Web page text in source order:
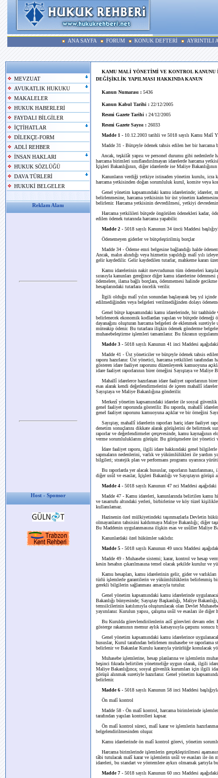
ANA SAYFA FORUM KONUK DEFTERİ AYRINTILI
MEVZUAT
AVUKATLIK HUKUKU
MAKALELER
HUKUK HABERLERİ
FAYDALI BİLGİLER
İÇTİHATLAR
DİLEKÇE-FORM
ADLİ REHBER
İNSAN HAKLARI
HUKUK SÖZLÜĞÜ
DAVA TÜRLERİ
HUKUKİ BELGELER
Reklam Alanı
Host - Sponsor
KAMU MALİ YÖNETİMİ VE KONTROL
DEĞİŞİKLİK YAPILMASI HAKKINDA KANUN
Kanun Numarası : 5436
Kanun Kabul Tarihi : 22/12/2005
Resmi Gazete Tarihi : 24/12/2005
Resmi Gazete Sayısı : 26033
Madde 1 - 10.12.2003 tarihli ve 5018 sayılı Kamu Malî
Madde 31 - Bütçeyle ödenek tahsis edilen her bir
Ancak, teşkilât yapısı ve personel durumu gibi nedenlerle
harcama birimleri sınıflandırılmayan idarelerde harcama
İçişleri Bakanlığının, diğer idarelerde ise Maliye
Kanunların verdiği yetkiye istinaden yönetim kurulu, icra
harcama yetkisinden doğan sorumluluk kurul, komite veya
Genel yönetim kapsamındaki kamu idarelerinde; idareler,
belirlenmesine, harcama yetkisinin bir üst yönetim
belirlenir. Harcama yetkisinin devredilmesi, yetkiyi
Harcama yetkilileri bütçede öngörülen ödenekleri kadar,
edilen ödenek tutarında harcama yapabilir.
Madde 2 - 5018 sayılı Kanunun 34 üncü Maddesi
Ödenemeyen giderler ve bütçeleştirilmiş borçlar
Madde 34 - Ödeme emri belgesine bağlandığı halde
Ancak, malın alındığı veya hizmetin yapıldığı malî yılı
gelir kaydedilir. Gelir kaydedilen tutarlar, mahkeme kararı
Kamu idarelerinin nakit mevcudunun tüm ödemeleri
sırasıyla kanunları gereğince diğer kamu idarelerine
ödemelere, ilama bağlı borçlara, ödenmemesi halinde
hesaplarındaki tutarlara öncelik verilir.
İlgili olduğu malî yılın sonundan başlayarak beş yıl içinde
edilmediğinden veya belgeleri verilmediğinden dolayı
Genel bütçe kapsamındaki kamu idarelerinde, bir
belirlenecek ekonomik kodlardan yapılan ve bütçede
dayanağını oluşturan harcama belgeleri de eklenmek
müteakip ödenir. Bu tutarlara ilişkin ödenek gönderme
muhasebeleştirme işlemleri tamamlanır. Bu fıkranın
Madde 3 - 5018 sayılı Kanunun 41 inci Maddesi
Madde 41 - Üst yöneticiler ve bütçeyle ödenek tahsis
raporu hazırlanır. Üst yönetici, harcama yetkilileri tarafından
gösteren idare faaliyet raporunu düzenleyerek kamuoyuna
idare faaliyet raporlarının birer örneğini Sayıştaya ve Maliye
Mahallî idarelerce hazırlanan idare faaliyet raporlarının
esas alarak kendi değerlendirmelerini de içeren mahallî
Sayıştaya ve Maliye Bakanlığına gönderilir.
Merkezî yönetim kapsamındaki idareler ile sosyal güvenlik
genel faaliyet raporunda gösterilir. Bu raporda, mahallî
genel faaliyet raporunu kamuoyuna açıklar ve bir örneğini
Sayıştay, mahallî idarelerin raporları hariç idare faaliyet
denetim sonuçlarını dikkate alarak görüşlerini de
raporlar ve değerlendirmeler çerçevesinde, kamu
verme sorumluluklarını görüşür. Bu görüşmelere üst yönetici
İdare faaliyet raporu, ilgili idare hakkındaki genel bilgilerle
sapmaların nedenlerini, varlık ve yükümlülükleri ile
bilgileri; stratejik plan ve performans programı uyarınca
Bu raporlarda yer alacak hususlar, raporların
diğer usûl ve esaslar, İçişleri Bakanlığı ve Sayıştayın görüşü
Madde 4 - 5018 sayılı Kanunun 47 nci Maddesi
Madde 47 - Kamu idareleri, kanunlarında belirtilen kamu
ve tasarrufu altındaki yerleri, birbirlerine ve köy tüzel
kullanılamaz.
Hazinenin özel mülkiyetindeki taşınmazlarla Devletin
olmayanların tahsisini kaldırmaya Maliye Bakanlığı; diğer
Bu Maddenin uygulanmasına ilişkin esas ve usûller Maliye
Kanunlardaki özel hükümler saklıdır.
Madde 5 - 5018 sayılı Kanunun 49 uncu Maddesi
Madde 49 - Muhasebe sistemi; karar, kontrol ve hesap
kesin hesabın çıkarılmasına temel olacak şekilde kurulur ve
Kamu hesapları, kamu idarelerinin gelir, gider ve varlıkları
türlü işlemlerle garantilerin ve yükümlülüklerin belirlenmiş
gerekli bilgilerin sağlanması amacıyla tutulur.
Genel yönetim kapsamındaki kamu idarelerinde
Bakanlığı bünyesinde; Sayıştay Başkanlığı, Maliye
temsilcilerinin katılımıyla oluşturulacak olan Devlet
yayımlanır. Kurulun yapısı, çalışma usûl ve esasları ile
Bu Kurulda görevlendirilenlerin aslî görevleri devam eder.
gösterge rakamının memur aylık katsayısıyla çarpımı
Genel yönetim kapsamındaki kamu idarelerince
hususlar, Kurul tarafından belirlenen muhasebe ve raporlama
belirlenir ve Bakanlar Kurulu kararıyla yürürlüğe konulacak
Muhasebe işlemlerine, hesap planlarına ve işlemlerin
beşinci fıkrada belirtilen yönetmeliğe uygun olarak, ilgili
Maliye Bakanlığınca; sosyal güvenlik kurumları için ilgili
görüşü alınmak suretiyle hazırlanır. Genel yönetim
belirlenir.
Madde 6 - 5018 sayılı Kanunun 58 inci Maddesi
Ön malî kontrol
Madde 58 - Ön malî kontrol, harcama birimlerinde
tarafından yapılan kontrolleri kapsar.
Ön malî kontrol süreci, malî karar ve işlemlerin
belgelendirilmesinden oluşur.
Kamu idarelerinde ön malî kontrol görevi, yönetim
Harcama birimlerinde işlemlerin gerçekleştirilmesi
tâbi tutulacak malî karar ve işlemlerin usûl ve esasları ile
idareleri, bu standart ve yöntemlere aykırı olmamak şartıyla
Madde 7 - 5018 sayılı Kanunun 60 ıncı Maddesi